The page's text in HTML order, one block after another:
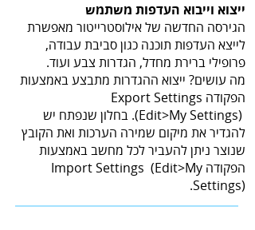
ייצוא וייבוא העדפות משתמש
הגירסה החדשה של אילוסטרייטור מאפשרת
לייצא העדפות תוכנה כגון סביבת עבודה,
פרופילי ברירת מחדל, הגדרות צבע ועוד.
מה עושים? ייצוא ההגדרות מתבצע באמצעות
הפקודה Export Settings
(Edit>My Settings). בחלון שנפתח יש
להגדיר את מיקום שמירה הערכות ואת הקובץ
שנוצר ניתן להעביר לכל מחשב באמצעות
הפקודה Import Settings (Edit>My
Settings).